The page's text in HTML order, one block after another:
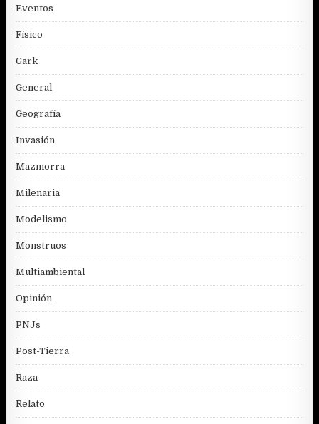
Eventos
Físico
Gark
General
Geografía
Invasión
Mazmorra
Milenaria
Modelismo
Monstruos
Multiambiental
Opinión
PNJs
Post-Tierra
Raza
Relato